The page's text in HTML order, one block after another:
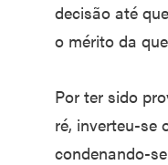
decisão até
o mérito da
Por ter sido
ré, inverteu-se
condenando-